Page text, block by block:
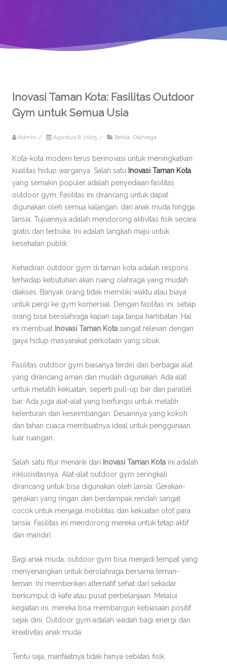
Inovasi Taman Kota: Fasilitas Outdoor
Gym untuk Semua Usia
Admin / Agustus 8, 2025 / Berita, Olahraga
Kota-kota modern terus berinovasi untuk meningkatkan
kualitas hidup warganya. Salah satu Inovasi Taman Kota
yang semakin populer adalah penyediaan fasilitas
outdoor gym. Fasilitas ini dirancang untuk dapat
digunakan oleh semua kalangan, dari anak muda hingga
lansia. Tujuannya adalah mendorong aktivitas fisik secara
gratis dan terbuka. Ini adalah langkah maju untuk
kesehatan publik.
Kehadiran outdoor gym di taman kota adalah respons
terhadap kebutuhan akan ruang olahraga yang mudah
diakses. Banyak orang tidak memiliki waktu atau biaya
untuk pergi ke gym komersial. Dengan fasilitas ini, setiap
orang bisa berolahraga kapan saja tanpa hambatan. Hal
ini membuat Inovasi Taman Kota sangat relevan dengan
gaya hidup masyarakat perkotaan yang sibuk.
Fasilitas outdoor gym biasanya terdiri dari berbagai alat
yang dirancang aman dan mudah digunakan. Ada alat
untuk melatih kekuatan, seperti pull-up bar dan parallel
bar. Ada juga alat-alat yang berfungsi untuk melatih
kelenturan dan keseimbangan. Desainnya yang kokoh
dan tahan cuaca membuatnya ideal untuk penggunaan
luar ruangan.
Salah satu fitur menarik dari Inovasi Taman Kota ini adalah
inklusivitasnya. Alat-alat outdoor gym seringkali
dirancang untuk bisa digunakan oleh lansia. Gerakan-
gerakan yang ringan dan berdampak rendah sangat
cocok untuk menjaga mobilitas dan kekuatan otot para
lansia. Fasilitas ini mendorong mereka untuk tetap aktif
dan mandiri.
Bagi anak muda, outdoor gym bisa menjadi tempat yang
menyenangkan untuk berolahraga bersama teman-
teman. Ini memberikan alternatif sehat dari sekadar
berkumpul di kafe atau pusat perbelanjaan. Melalui
kegiatan ini, mereka bisa membangun kebiasaan positif
sejak dini. Outdoor gym adalah wadah bagi energi dan
kreativitas anak muda.
Tentu saja, manfaatnya tidak hanya sebatas fisik.